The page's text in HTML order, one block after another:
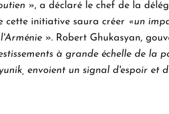
», a déclaré le chef de la
cette initiative saura créer «un
». Robert Ghukasyan,
à grande échelle de
envoient un signal d'espoir et